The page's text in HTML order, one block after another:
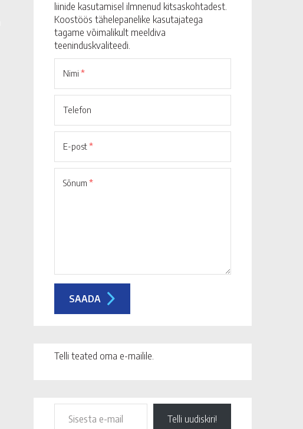
liinide kasutamisel ilmnenud kitsaskohtadest.
Koostöös tähelepanelike kasutajatega
tagame võimalikult meeldiva
teeninduskvaliteedi.
Nimi *
Telefon
E-post*
Sõnum *
Telli teated oma e-mailile.
Telli uudiskiri!